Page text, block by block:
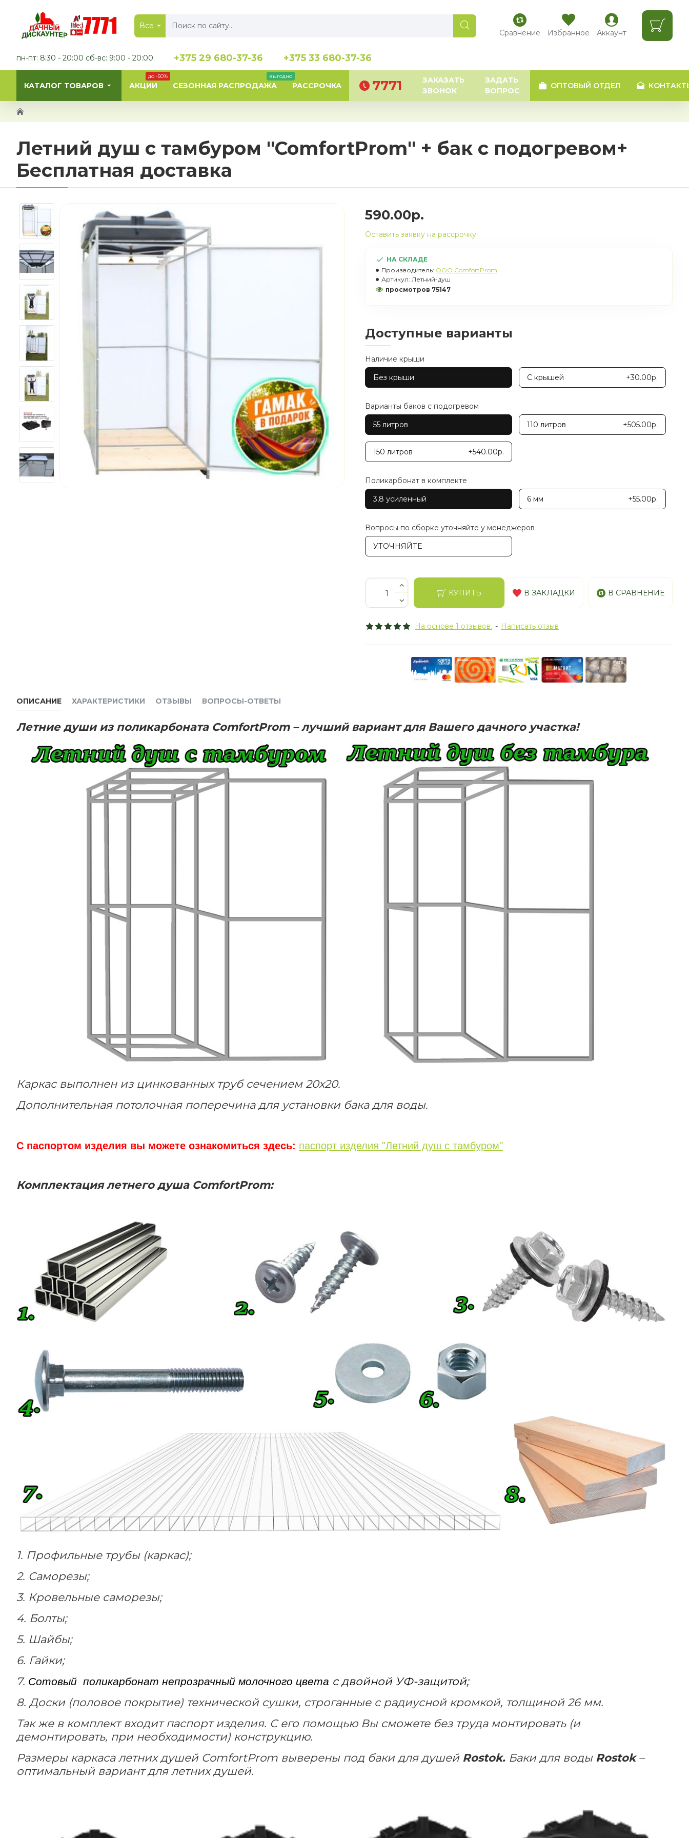
Все
Сравнение Избранное Аккаунт
пн-пт: 8:30 - 20:00 сб-вс: 9:00 - 20:00 +375 29 680-37-36 +375 33 680-37-36
КАТАЛОГ ТОВАРОВ АКЦИИ
до -50%
СЕЗОННАЯ РАСПРОДАЖА
выгодно
РАССРОЧКА 7771
ЗАКАЗАТЬ
ЗВОНОК
ЗАДАТЬ
ВОПРОС
ОПТОВЫЙ ОТДЕЛ
Летний душ с тамбуром "ComfortProm" + бак с подогревом+
Бесплатная доставка
НА СКЛАДЕ
Производитель: OOO ComfortProm
Артикул: Летний-душ
просмотров 75147
На основе 1 отзывов. - Написать отзыв
590.00р.
Оставить заявку на рассрочку
Доступные варианты
Наличие крыши
Без крыши
С крышей +30.00р.
Варианты баков с подогревом
55 литров
110 литров +505.00р.
150 литров +540.00р.
Поликарбонат в комплекте
3,8 усиленный
6 мм +55.00р.
Вопросы по сборке уточняйте у менеджеров
УТОЧНЯЙТЕ
КУПИТЬ В ЗАКЛАДКИ В СРАВНЕНИЕ
ОПИСАНИЕ ХАРАКТЕРИСТИКИ ОТЗЫВЫ ВОПРОСЫ-ОТВЕТЫ
Летние души из поликарбоната ComfortProm– лучший вариант для Вашего дачного участка!
Каркас выполнен из цинкованных труб сечением 20х20.
Дополнительная потолочная поперечина для установки бака для воды.
С паспортом изделия вы можете ознакомиться здесь: паспорт изделия "Летний душ с тамбуром"
Комплектация летнего душа ComfortProm:
1. Профильные трубы (каркас);
2. Саморезы;
3. Кровельные саморезы;
4. Болты;
5. Шайбы;
6. Гайки;
7. Сотовый поликарбонат непрозрачный молочного цвета с двойной УФ-защитой;
8. Доски (половое покрытие) технической сушки, строганные с радиусной кромкой, толщиной 26 мм.
Так же в комплект входит паспорт изделия. С его помощью Вы сможете без труда монтировать (и
демонтировать, при необходимости) конструкцию.
Размеры каркаса летних душей ComfortProm выверены под баки для душей Rostok. Баки для воды Rostok–
оптимальный вариант для летних душей.